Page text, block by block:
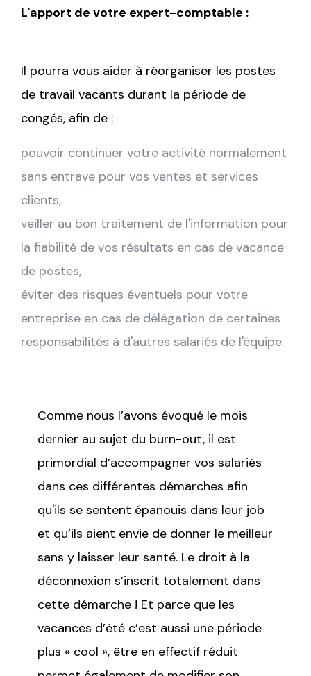
L'apport de votre expert-comptable :
Il pourra vous aider à réorganiser les postes
de travail vacants durant la période de
congés, afin de :
pouvoir continuer votre activité normalement
sans entrave pour vos ventes et services
clients,
veiller au bon traitement de l'information pour
la fiabilité de vos résultats en cas de vacance
de postes,
éviter des risques éventuels pour votre
entreprise en cas de délégation de certaines
responsabilités à d'autres salariés de l'équipe.
Comme nous l’avons évoqué le mois
dernier au sujet du burn-out, il est
primordial d’accompagner vos salariés
dans ces différentes démarches afin
qu'ils se sentent épanouis dans leur job
et qu’ils aient envie de donner le meilleur
sans y laisser leur santé. Le droit à la
déconnexion s’inscrit totalement dans
cette démarche ! Et parce que les
vacances d’été c’est aussi une période
plus « cool », être en effectif réduit